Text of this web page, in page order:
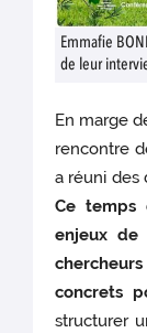
Emmafie
de leur
En marge
rencontre
a réuni des
Ce temps
enjeux de
concrets
structurer